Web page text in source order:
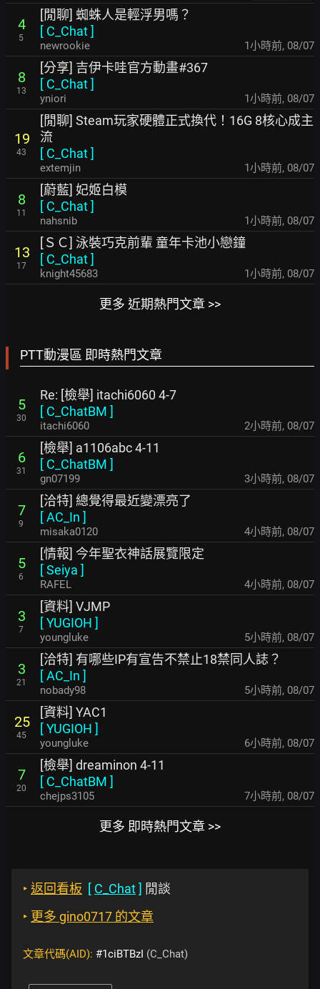
4
5
[閒聊] 蜘蛛人是輕浮男嗎？
[ C_Chat]
newrookie 1小時前, 08/07
8
13
[分享] 吉伊卡哇官方動畫#367
[ C_Chat]
yniori 1小時前, 08/07
19
43
[閒聊] Steam玩家硬體正式換代！16G 8核心成主
流
[ C_Chat]
extemjin 1小時前, 08/07
8
11
[蔚藍] 妃姬白模
[ C_Chat]
nahsnib 1小時前, 08/07
13
17
[ＳＣ] 泳裝巧克前輩 童年卡池小戀鐘
[ C_Chat]
knight45683 1小時前, 08/07
更多 近期熱門文章 >>
PTT動漫區 即時熱門文章
5
30
Re: [檢舉] itachi6060 4-7
[ C_ChatBM ]
itachi6060 2小時前, 08/07
6
31
[檢舉] a1106abc 4-11
[ C_ChatBM ]
gn07199 3小時前, 08/07
7
9
[洽特] 總覺得最近變漂亮了
[AC_In ]
misaka0120 4小時前, 08/07
5
6
[情報] 今年聖衣神話展覽限定
[Seiya ]
RAFEL 4小時前, 08/07
3
7
[資料] VJMP
[YUGIOH ]
youngluke 5小時前, 08/07
3
21
[洽特] 有哪些IP有宣告不禁止18禁同人誌？
[AC_In ]
nobady98 5小時前, 08/07
25
45
[資料] YAC1
[YUGIOH ]
youngluke 6小時前, 08/07
7
20
[檢舉] dreaminon 4-11
[ C_ChatBM ]
chejps3105 7小時前, 08/07
更多 即時熱門文章 >>
‣ 返回看板 [ C_Chat] 閒談
‣ 更多 gino0717 的文章
文章代碼(AID): #1ciBTBzI (C_Chat)